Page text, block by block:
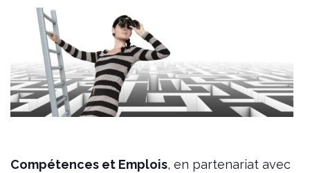
Compétences et Emplois, en partenariat avec